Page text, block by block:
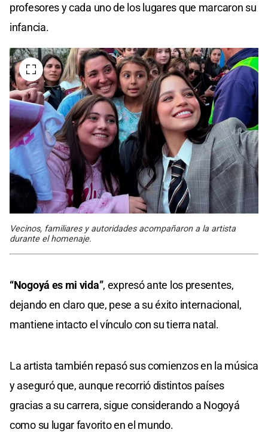
profesores y cada uno de los lugares que marcaron su
infancia.
Vecinos, familiares y autoridades acompañaron a la artista
durante el homenaje.
“Nogoyá es mi vida”, expresó ante los presentes,
dejando en claro que, pese a su éxito internacional,
mantiene intacto el vínculo con su tierra natal.
La artista también repasó sus comienzos en la música
y aseguró que, aunque recorrió distintos países
gracias a su carrera, sigue considerando a Nogoyá
como su lugar favorito en el mundo.